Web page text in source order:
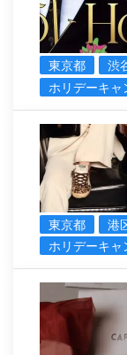
東京都
渋
ホリデーキャ
東京都
港
ホリデーキャ